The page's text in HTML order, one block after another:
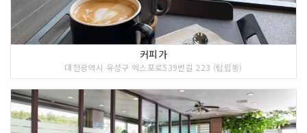
커피가
대전광역시 유성구 엑스포로539번길 223 (탑립동)